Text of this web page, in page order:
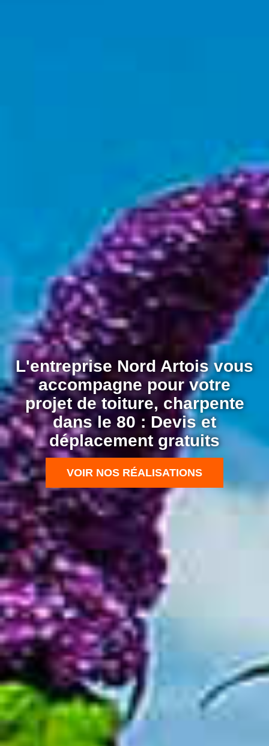
L'entreprise Nord Artois vous
accompagne pour votre
projet de toiture, charpente
dans le 80 : Devis et
déplacement gratuits
VOIR NOS RÉALISATIONS